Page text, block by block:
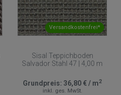
Versandkostenfrei*
Sisal Teppichboden
Salvador Stahl 47 | 4,00 m
Grundpreis: 36,80 €/ m2
inkl. ges. MwSt.